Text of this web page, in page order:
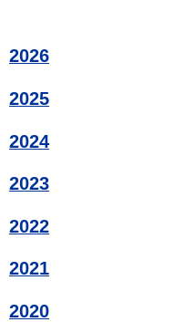
2026
2025
2024
2023
2022
2021
2020